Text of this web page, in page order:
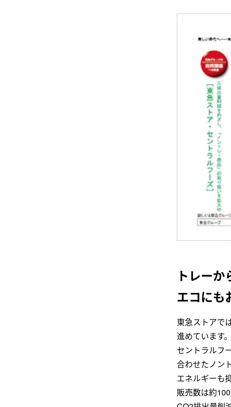
トレーか
エコにも
東急ストアで
進めています
セントラルフ
合わせたノン
エネルギーも
販売数は約